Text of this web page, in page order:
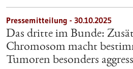
Pressemitteilung - 30.10.2025
Das dritte im Bunde:
Chromosom macht
Tumoren besonders